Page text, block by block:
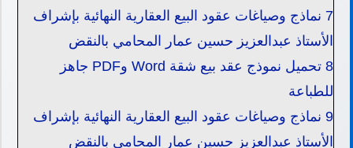
7 نماذج وصياغات عقود البيع العقارية النهائية بإشراف
الأستاذ عبدالعزيز حسين عمار المحامي بالنقض
8
تحميل نموذج عقد بيع شقة Word وPDF جاهز
للطباعة
9 نماذج وصياغات عقود البيع العقارية النهائية بإشراف
الأستاذ عبدالعزيز حسين عمار المحامي بالنقض